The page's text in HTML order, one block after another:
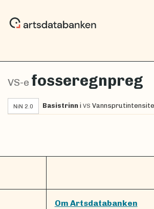
VS-e fosseregnpreg
NiN 2.0 Basistrinn i VS
Om Artsdatabanken